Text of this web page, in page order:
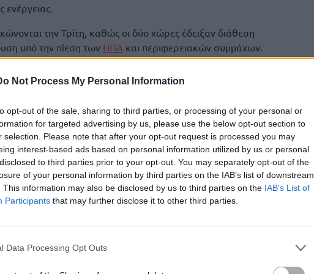
Not Process My Personal Information
opt-out of the sale, sharing to third parties, or processing of your personal or
for targeted advertising by us, please use the below opt-out section to
selection. Please note that after your opt-out request is processed you may
interest-based ads based on personal information utilized by us or personal
to third parties prior to your opt-out. You may separately opt-out of the
of your personal information by third parties on the IAB’s list of downstream
This information may also be disclosed by us to third parties on the IAB’s List of
Participants that may further disclose it to other third parties.
Data Processing Opt Outs
ενέργειας.
την Τρίτη, καθώς οι δύο χώρες έδειξαν διάθεση
υπό την πίεση των ΗΠΑ και περιφερειακών συμμάχων.
την αβεβαιότητα, με τους επενδυτές να
μια περιορισμένη ανταλλαγή αντιποίνων και όχι για την
να κινούνται ανάμεσα σε δύο αντίρροπες δυνάμεις: τον
ελπίδα ότι οι διπλωματικές πρωτοβουλίες θα
Ουάσιγκτον και Τεχεράνης.
και στηρίζουν τις τιμές